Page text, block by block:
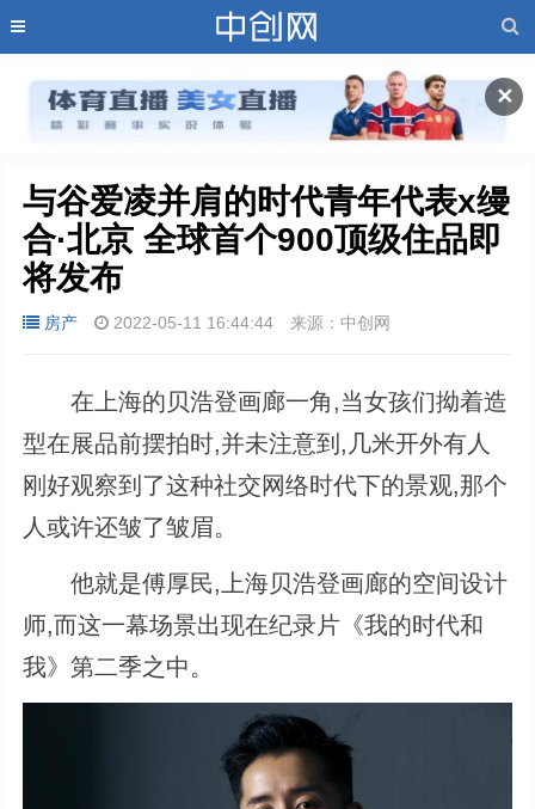
✕
与谷爱凌并肩的时代青年代表x缦
合·北京 全球首个900顶级住品即
将发布
房产 2022-05-11 16:44:44 来源：中创网
在上海的贝浩登画廊一角,当女孩们拗着造
型在展品前摆拍时,并未注意到,几米开外有人
刚好观察到了这种社交网络时代下的景观,那个
人或许还皱了皱眉。
他就是傅厚民,上海贝浩登画廊的空间设计
师,而这一幕场景出现在纪录片《我的时代和
我》第二季之中。